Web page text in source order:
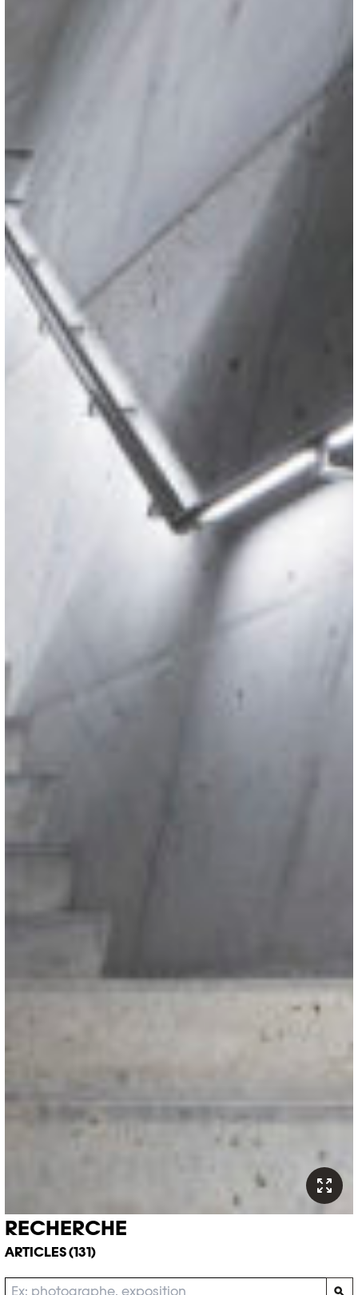
RECHERCHE
ARTICLES (131)